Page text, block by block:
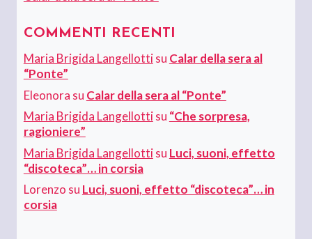
COMMENTI RECENTI
Maria Brigida Langellottisu Calar della sera al
“Ponte”
Eleonora su Calar della sera al “Ponte”
Maria Brigida Langellottisu “Che sorpresa,
ragioniere”
Maria Brigida Langellottisu Luci, suoni, effetto
“discoteca”… in corsia
Lorenzo su Luci, suoni, effetto “discoteca”… in
corsia